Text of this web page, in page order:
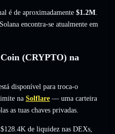
é de aproximadamente $1.2M.
encontra-se atualmente em
(CRYPTO) na
disponível para troca-o
na Solflare — uma carteira
as tuas chaves privadas.
de liquidez nas DEXs,